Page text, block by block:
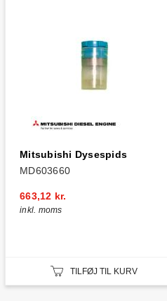
Mitsubishi Dysespids
MD603660
663,12 kr.
inkl. moms
TILFØJ TIL KURV